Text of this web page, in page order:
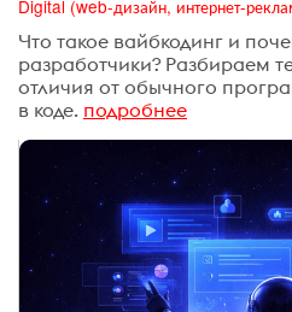
Что такое вайбкодинг и
разработчики? Разбираем
отличия от обычного
в коде. подробнее